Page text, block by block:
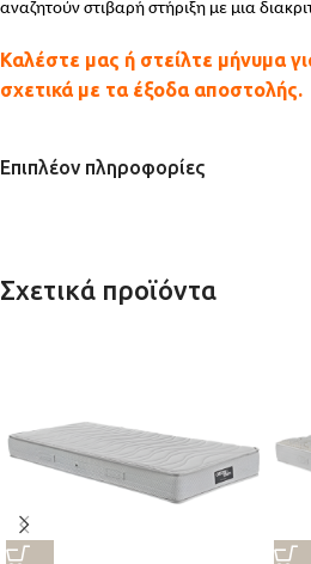
αναζητούν στιβαρή στήριξη με μια
Καλέστε μας ή στείλτε μήνυμα
σχετικά με τα έξοδα αποστολής.
Επιπλέον πληροφορίες
Σχετικά προϊόντα